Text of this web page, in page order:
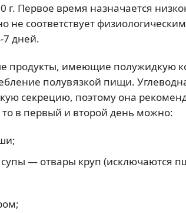
г. Первое время назначается
не соответствует
7 дней.
продукты, имеющие полужидкую
полувязкой пищи.
секрецию, поэтому она
в первый и второй день можно:
— отвары круп (исключаются